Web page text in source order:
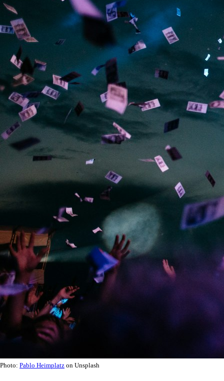
Photo: Pablo Heimplatz on Unsplash